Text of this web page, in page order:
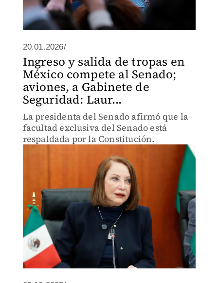
20.01.2026/
Ingreso y salida de tropas en
México compete al Senado;
aviones, a Gabinete de
Seguridad: Laur...
La presidenta del Senado afirmó que la
facultad exclusiva del Senado está
respaldada por la Constitución.